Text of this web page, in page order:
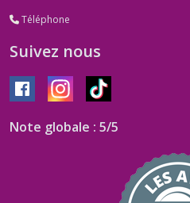
Téléphone
Suivez nous
Note globale : 5/5